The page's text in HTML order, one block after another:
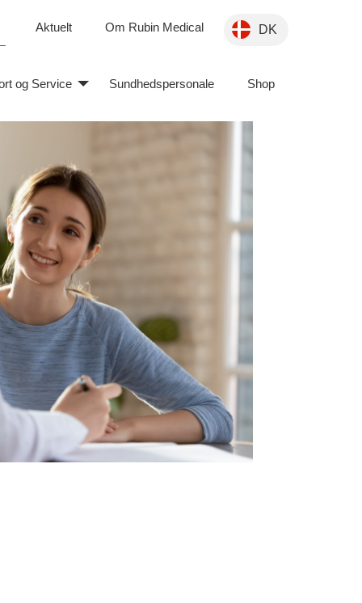
Aktuelt Om Rubin Medical DK
og Service Sundhedspersonale Shop